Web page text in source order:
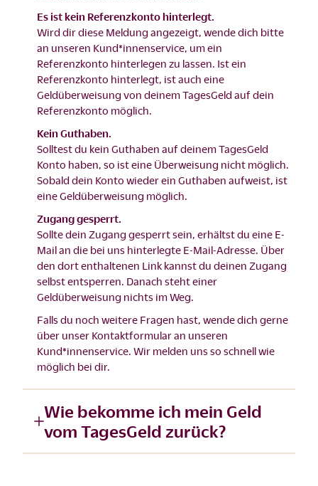
Es ist kein Referenzkonto hinterlegt.
Wird dir diese Meldung angezeigt, wende dich bitte
an unseren Kund*innenservice, um ein
Referenzkonto hinterlegen zu lassen. Ist ein
Referenzkonto hinterlegt, ist auch eine
Geldüberweisung von deinem TagesGeld auf dein
Referenzkonto möglich.
Kein Guthaben.
Solltest du kein Guthaben auf deinem TagesGeld
Konto haben, so ist eine Überweisung nicht möglich.
Sobald dein Konto wieder ein Guthaben aufweist, ist
eine Geldüberweisung möglich.
Zugang gesperrt.
Sollte dein Zugang gesperrt sein, erhältst du eine E-
Mail an die bei uns hinterlegte E-Mail-Adresse. Über
den dort enthaltenen Link kannst du deinen Zugang
selbst entsperren. Danach steht einer
Geldüberweisung nichts im Weg.
Falls du noch weitere Fragen hast, wende dich gerne
über unser Kontaktformularan unseren
Kund*innenservice. Wir melden uns so schnell wie
möglich bei dir.
Wie bekomme ich mein Geld
vom TagesGeld zurück?